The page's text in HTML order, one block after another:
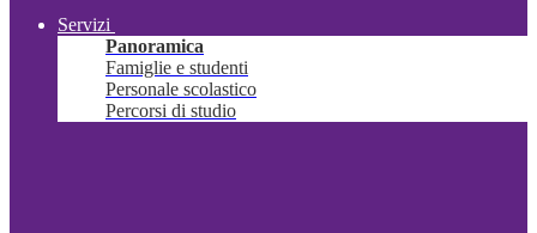
Servizi
Panoramica
Famiglie e studenti
Personale scolastico
Percorsi di studio